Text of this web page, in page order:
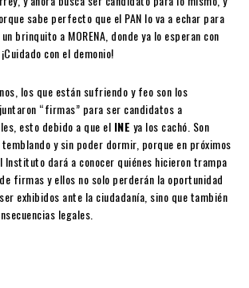
sabe perfecto que el PAN lo va a echar para
brinquito a MORENA, donde ya lo esperan con
con el demonio!
los que están sufriendo y feo son los
“firmas” para ser candidatos a
esto debido a que el INE ya los cachó. Son
y sin poder dormir, porque en próximos
Instituto dará a conocer quiénes hicieron trampa
firmas y ellos no solo perderán la oportunidad
exhibidos ante la ciudadanía, sino que también
legales.